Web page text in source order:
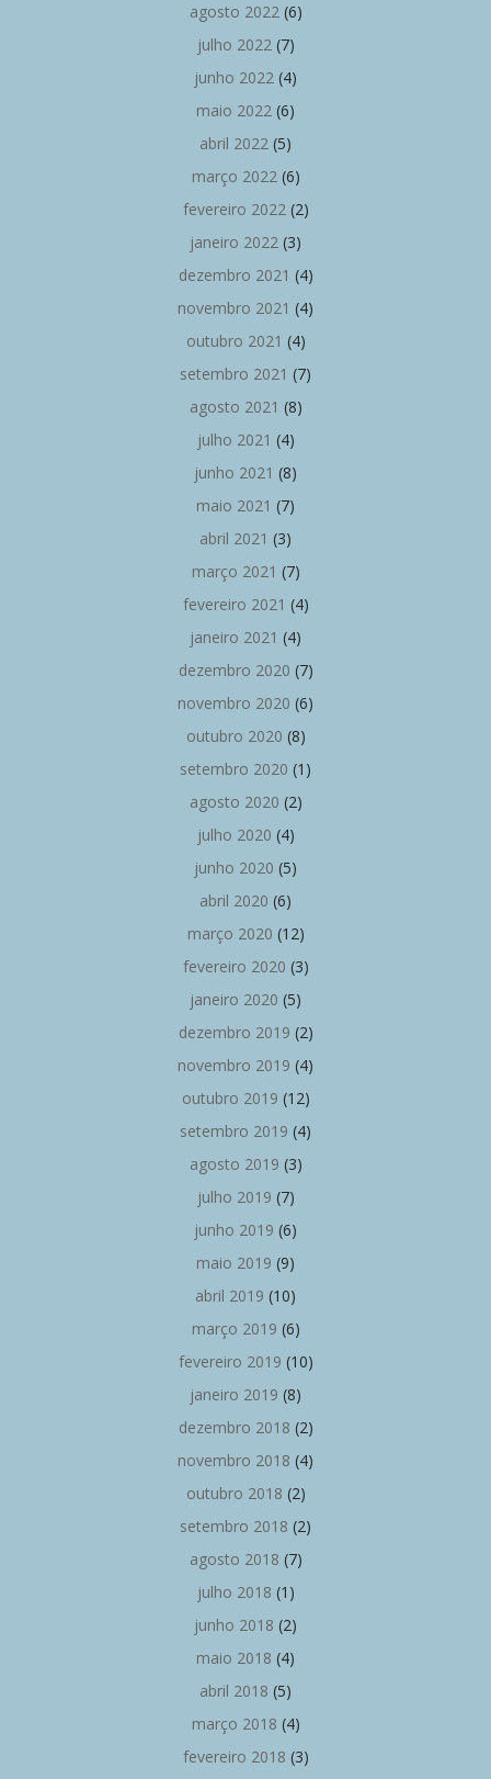
agosto 2022(6)
julho 2022(7)
junho 2022 (4)
maio 2022 (6)
abril 2022 (5)
março 2022(6)
fevereiro 2022(2)
janeiro 2022 (3)
dezembro 2021 (4)
novembro 2021 (4)
outubro 2021 (4)
setembro 2021 (7)
agosto 2021 (8)
julho 2021 (4)
junho 2021 (8)
maio 2021 (7)
abril 2021 (3)
março 2021 (7)
fevereiro 2021 (4)
janeiro 2021 (4)
dezembro 2020 (7)
novembro 2020 (6)
outubro 2020 (8)
setembro 2020 (1)
agosto 2020 (2)
julho 2020 (4)
junho 2020 (5)
abril 2020 (6)
março 2020 (12)
fevereiro 2020 (3)
janeiro 2020 (5)
dezembro 2019 (2)
novembro 2019 (4)
outubro 2019 (12)
setembro 2019 (4)
agosto 2019 (3)
julho 2019 (7)
junho 2019 (6)
maio 2019 (9)
abril 2019 (10)
março 2019 (6)
fevereiro 2019 (10)
janeiro 2019 (8)
dezembro 2018 (2)
novembro 2018 (4)
outubro 2018 (2)
setembro 2018 (2)
agosto 2018 (7)
julho 2018 (1)
junho 2018 (2)
maio 2018 (4)
abril 2018 (5)
março 2018 (4)
fevereiro 2018 (3)